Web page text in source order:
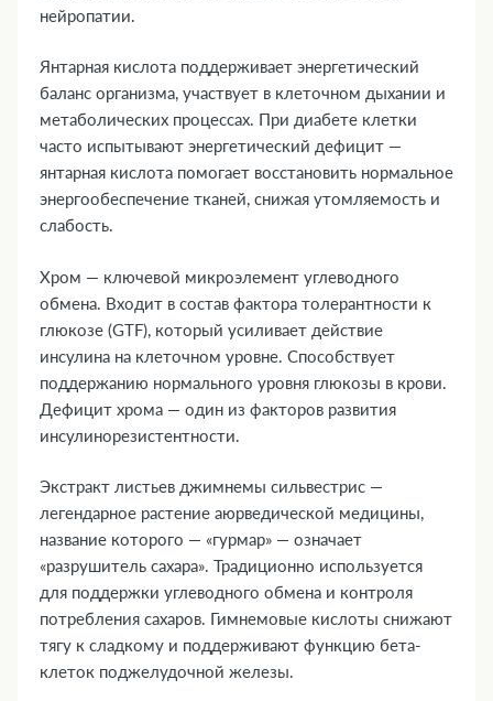
нейропатии.
Янтарная кислота поддерживает энергетический
баланс организма, участвует в клеточном дыхании и
метаболических процессах. При диабете клетки
часто испытывают энергетический дефицит —
янтарная кислота помогает восстановить нормальное
энергообеспечение тканей, снижая утомляемость и
слабость.
Хром — ключевой микроэлемент углеводного
обмена. Входит в состав фактора толерантности к
глюкозе (GTF), который усиливает действие
инсулина на клеточном уровне. Способствует
поддержанию нормального уровня глюкозы в крови.
Дефицит хрома — один из факторов развития
инсулинорезистентности.
Экстракт листьев джимнемы сильвестрис —
легендарное растение аюрведической медицины,
название которого — «гурмар» — означает
«разрушитель сахара». Традиционно используется
для поддержки углеводного обмена и контроля
потребления сахаров. Гимнемовые кислоты снижают
тягу к сладкому и поддерживают функцию бета-
клеток поджелудочной железы.